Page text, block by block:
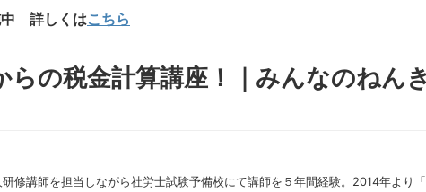
くはこちら
の税金計算講座！｜みんなのねん
修講師を担当しながら社労士試験予備校にて講師を５年間経験。2014年より